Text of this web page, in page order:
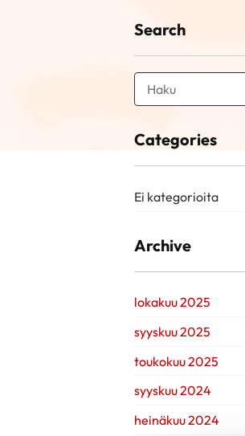
Search
Categories
Ei kategorioita
Archive
lokakuu 2025
syyskuu 2025
toukokuu 2025
syyskuu 2024
heinäkuu 2024